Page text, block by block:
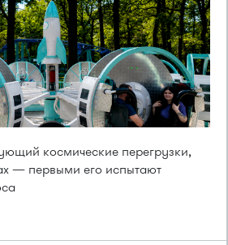
космические перегрузки,
— первыми его испытают